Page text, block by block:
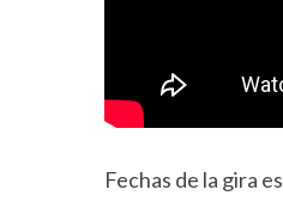
Fechas de la gira